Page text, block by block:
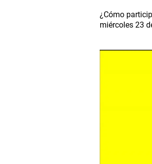
¿Cómo
miércoles 23